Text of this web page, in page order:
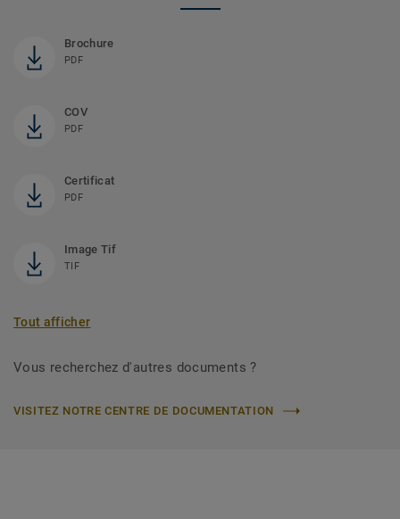
Brochure
PDF
COV
PDF
Certificat
PDF
Image Tif
TIF
Tout afficher
Vous recherchez d'autres documents ?
VISITEZ NOTRE CENTRE DE DOCUMENTATION